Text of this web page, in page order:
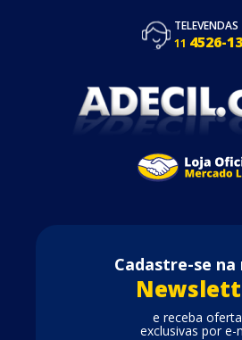
TELEVENDAS
11 4526-
Cadastre-se na
e receba
exclusivas por e-